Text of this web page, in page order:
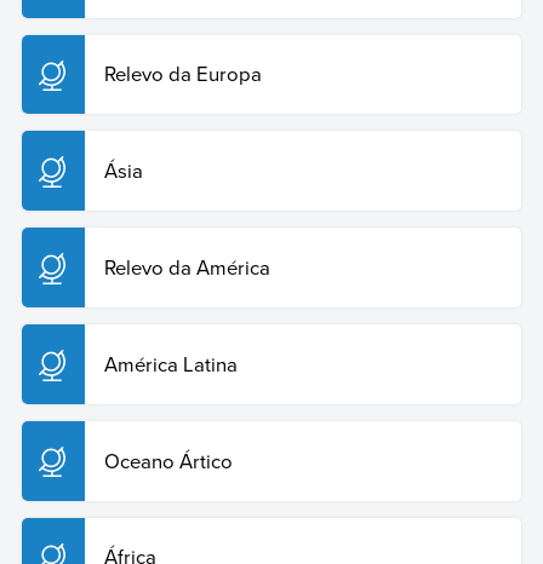
Relevo da Europa
Ásia
Relevo da América
América Latina
Oceano Ártico
África